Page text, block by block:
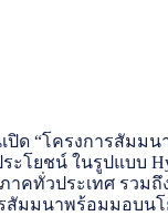
ด “โครงการสัมม
ะโยชน์ ในรูปแบบ
คทั่วประเทศ รวมถึ
มมนาพร้อมมอบนโ